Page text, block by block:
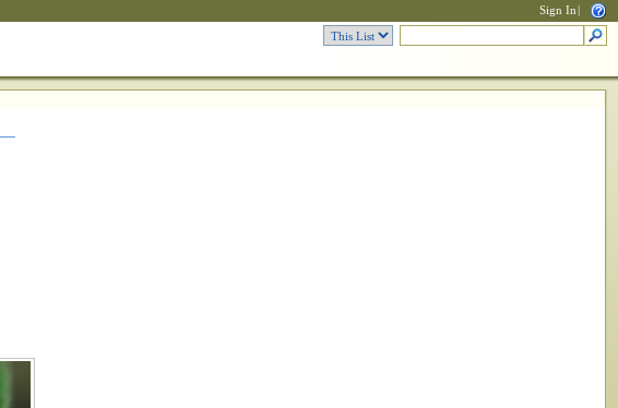
Sign In